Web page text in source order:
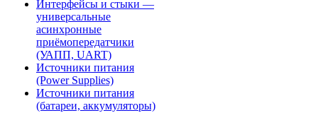
Интерфейсы и стыки —
универсальные
асинхронные
приёмопередатчики
(УАПП, UART)
Источники питания
(Power Supplies)
Источники питания
(батареи, аккумуляторы)